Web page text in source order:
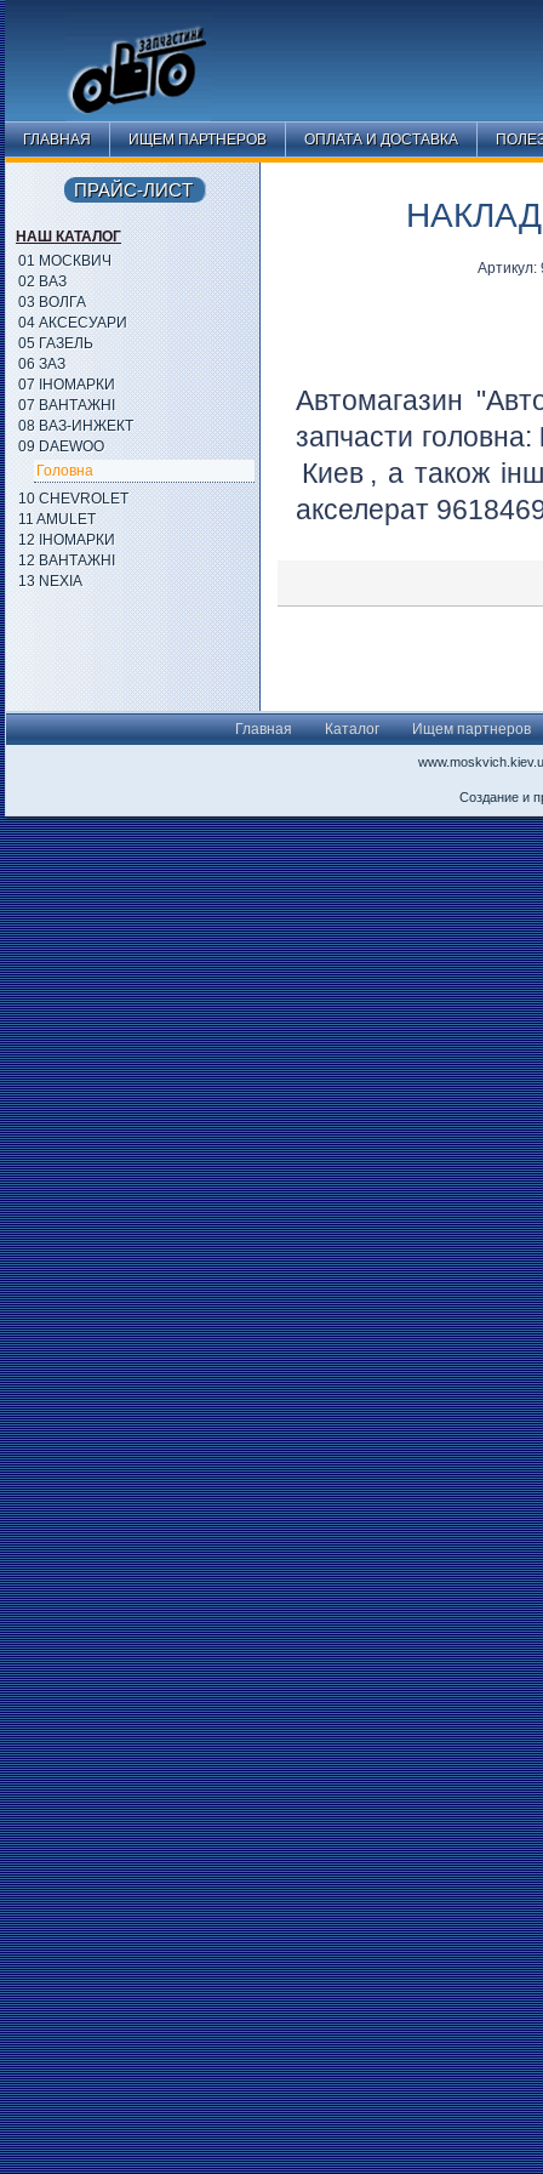
ГЛАВНАЯ ИЩЕМ ПАРТНЕРОВ ОПЛАТА И ДОСТАВКА
Автомагазин
запчасти головна:
Киев , а також
акселерат
ПРАЙС-ЛИСТ
НАШ КАТАЛОГ
01 МОСКВИЧ
02 ВАЗ
03 ВОЛГА
04 АКСЕСУАРИ
05 ГАЗЕЛЬ
06 ЗАЗ
07 ІНОМАРКИ
07 ВАНТАЖНІ
08 ВАЗ-ИНЖЕКТ
09 DAEWOO
Головна
10 CHEVROLET
11 AMULET
12 ІНОМАРКИ
12 ВАНТАЖНІ
13 NEXIA
Главная Каталог Ищем партнеров
Создание и